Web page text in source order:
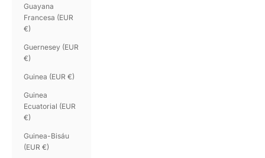
Guayana
Francesa (EUR
€)
Guernesey (EUR
€)
Guinea (EUR €)
Guinea
Ecuatorial (EUR
€)
Guinea-Bisáu
(EUR €)